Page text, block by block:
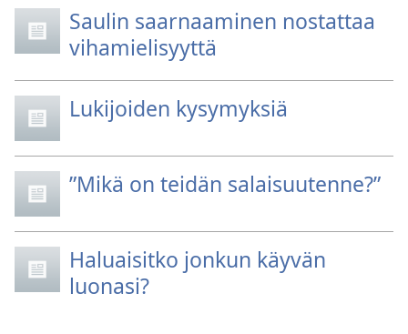
Saulin saarnaaminen nostattaa
vihamielisyyttä
Lukijoiden kysymyksiä
”Mikä on teidän salaisuutenne?”
Haluaisitko jonkun käyvän
luonasi?